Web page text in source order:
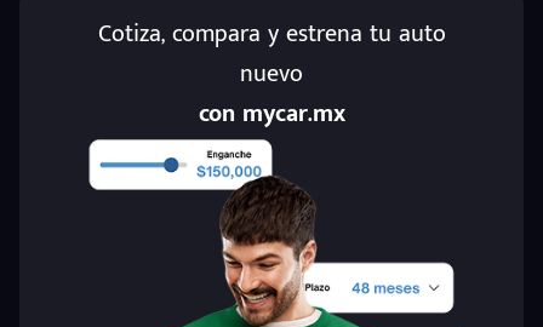
Cotiza, compara y estrena tu auto
nuevo
con mycar.mx